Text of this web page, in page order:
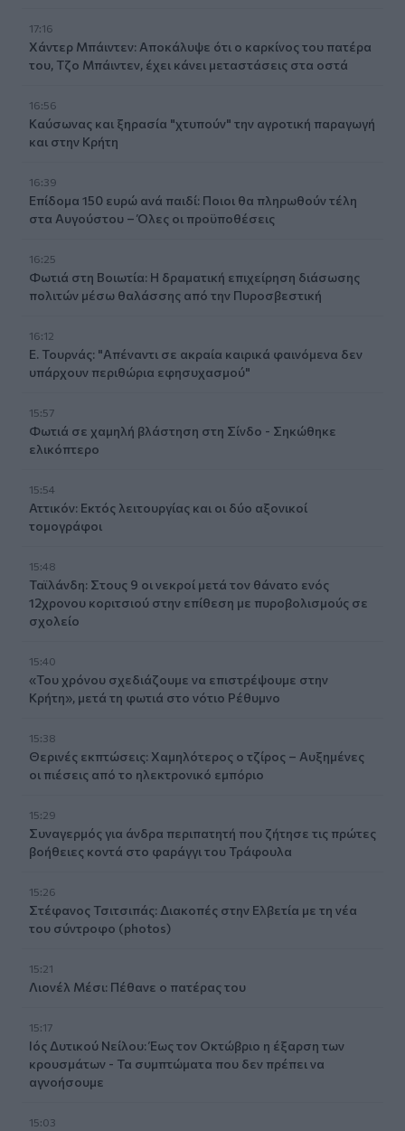
17:16
Χάντερ Μπάιντεν: Αποκάλυψε ότι ο καρκίνος του πατέρα
του, Τζο Μπάιντεν, έχει κάνει μεταστάσεις στα οστά
16:56
Καύσωνας και ξηρασία "χτυπούν" την αγροτική παραγωγή
και στην Κρήτη
16:39
Επίδομα 150 ευρώ ανά παιδί: Ποιοι θα πληρωθούν τέλη
στα Αυγούστου – Όλες οι προϋποθέσεις
16:25
Φωτιά στη Βοιωτία: Η δραματική επιχείρηση διάσωσης
πολιτών μέσω θαλάσσης από την Πυροσβεστική
16:12
Ε. Τουρνάς: "Απέναντι σε ακραία καιρικά φαινόμενα δεν
υπάρχουν περιθώρια εφησυχασμού"
15:57
Φωτιά σε χαμηλή βλάστηση στη Σίνδο - Σηκώθηκε
ελικόπτερο
15:54
Αττικόν: Εκτός λειτουργίας και οι δύο αξονικοί
τομογράφοι
15:48
Ταϊλάνδη: Στους 9 οι νεκροί μετά τον θάνατο ενός
12χρονου κοριτσιού στην επίθεση με πυροβολισμούς σε
σχολείο
15:40
«Του χρόνου σχεδιάζουμε να επιστρέψουμε στην
Κρήτη», μετά τη φωτιά στο νότιο Ρέθυμνο
15:38
Θερινές εκπτώσεις: Χαμηλότερος ο τζίρος – Αυξημένες
οι πιέσεις από το ηλεκτρονικό εμπόριο
15:29
Συναγερμός για άνδρα περιπατητή που ζήτησε τις πρώτες
βοήθειες κοντά στο φαράγγι του Τράφουλα
15:26
Στέφανος Τσιτσιπάς: Διακοπές στην Ελβετία με τη νέα
του σύντροφο (photos)
15:21
Λιονέλ Μέσι: Πέθανε ο πατέρας του
15:17
Ιός Δυτικού Νείλου: Έως τον Οκτώβριο η έξαρση των
κρουσμάτων - Τα συμπτώματα που δεν πρέπει να
αγνοήσουμε
15:03